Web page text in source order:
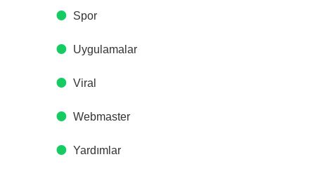
Spor
Uygulamalar
Viral
Webmaster
Yardımlar